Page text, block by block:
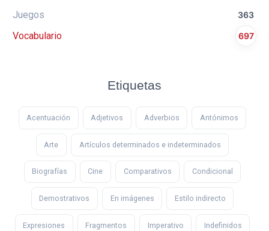
Juegos 363
Vocabulario 697
Etiquetas
Acentuación Adjetivos Adverbios Antónimos
Arte Artículos determinados e indeterminados
Biografías Cine Comparativos Condicional
Demostrativos En imágenes Estilo indirecto
Expresiones Fragmentos Imperativo Indefinidos